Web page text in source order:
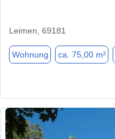
Leimen, 69181
Wohnung ca. 75,00 m²